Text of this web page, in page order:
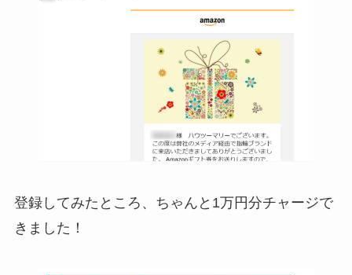
登録してみたところ、ちゃんと1万円分チャージで
きました！